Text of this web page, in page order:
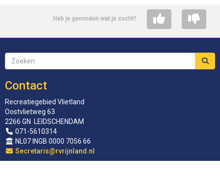
Heb je gevonden wat je zocht?
Contact
Recreatiegebied Vlietland
Oostvlietweg 63
2266 GN LEIDSCHENDAM
071-5610314
NL07 INGB 0000 7056 66
siraterceS@rvrijnland.nl